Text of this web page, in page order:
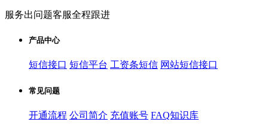
服务出问题客服全程跟进
产品中心
短信接口 短信平台 工资条短信 网站短信接口
常见问题
开通流程 公司简介 充值账号 FAQ知识库